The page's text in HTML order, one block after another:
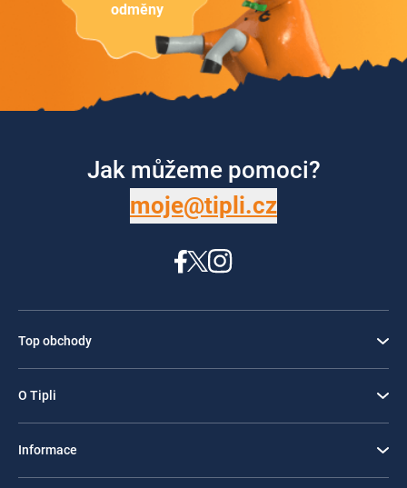
odměny
Jak můžeme pomoci?
moje@tipli.cz
Top obchody
O Tipli
Informace